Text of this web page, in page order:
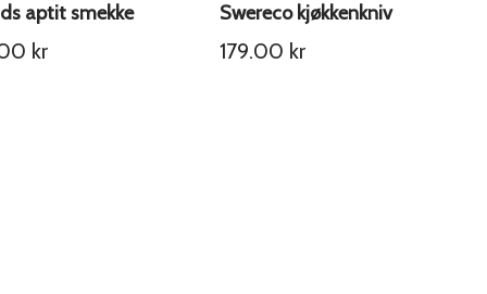
aptit smekke
kr
Swereco kjøkkenkniv
179.00 kr